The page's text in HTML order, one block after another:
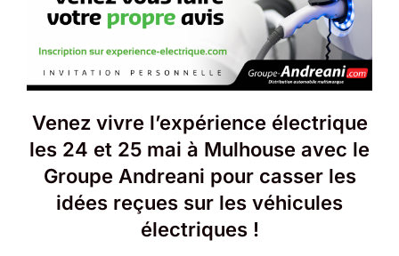
Venez vivre l’expérience électrique
les 24 et 25 mai à Mulhouse avec le
Groupe Andreani pour casser les
idées reçues sur les véhicules
électriques !